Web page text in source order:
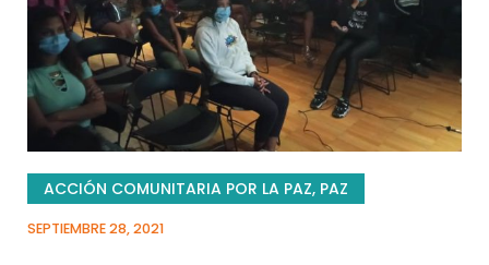
ACCIÓN COMUNITARIA POR LA PAZ, PAZ
SEPTIEMBRE 28, 2021